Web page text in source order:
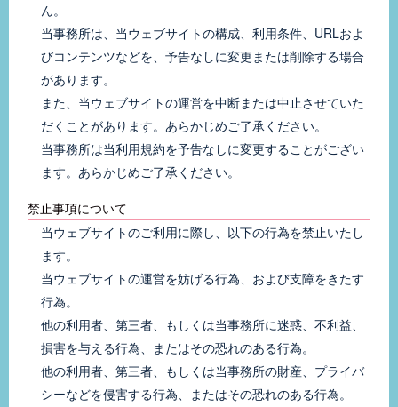
ん。
当事務所は、当ウェブサイトの構成、利用条件、URLおよ
びコンテンツなどを、予告なしに変更または削除する場合
があります。
また、当ウェブサイトの運営を中断または中止させていた
だくことがあります。あらかじめご了承ください。
当事務所は当利用規約を予告なしに変更することがござい
ます。あらかじめご了承ください。
禁止事項について
当ウェブサイトのご利用に際し、以下の行為を禁止いたし
ます。
当ウェブサイトの運営を妨げる行為、および支障をきたす
行為。
他の利用者、第三者、もしくは当事務所に迷惑、不利益、
損害を与える行為、またはその恐れのある行為。
他の利用者、第三者、もしくは当事務所の財産、プライバ
シーなどを侵害する行為、またはその恐れのある行為。